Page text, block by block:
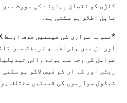
گاڑی کو نقصان پہنچنے کی صورت
قابل اطلاق ہو سکتی ہے۔
اور ان میں جغرافیہ، ٹریفک میں
عوامل کی وجہ سے ہونے والی
ریٹس اور کم از کم فیس لاگو ہو
شیڈول سواریوں کی قیمتیں مختلف